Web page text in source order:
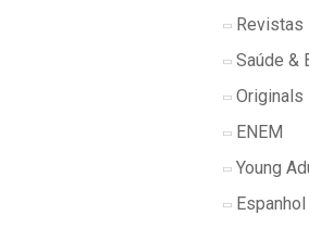
Revistas
Saúde &
Originals
ENEM
Young
Espanhol